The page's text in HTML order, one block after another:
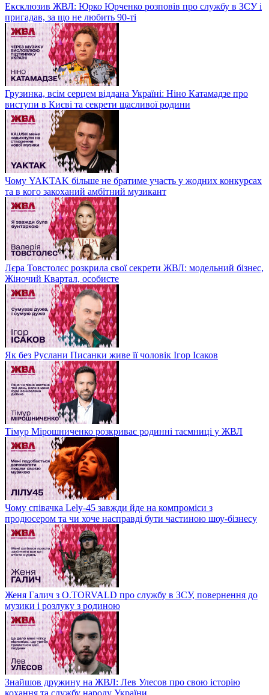
Ексклюзив ЖВЛ: Юрко Юрченко розповів про службу в ЗСУ і
пригадав, за що не любить 90-ті
Грузинка, всім серцем віддана Україні: Ніно Катамадзе про
виступи в Києві та секрети щасливої родини
Чому YAKTAK більше не братиме участь у жодних конкурсах
та в кого закоханий амбітний музикант
Лєра Товстолєс розкрила свої секрети ЖВЛ: модельний бізнес,
Жіночий Квартал, особисте
Як без Руслани Писанки живе її чоловік Ігор Ісаков
Тімур Мірошниченко розкриває родинні таємниці у ЖВЛ
Чому співачка Lely-45 завжди йде на компроміси з
продюсером та чи хоче насправді бути частиною шоу-бізнесу
Женя Галич з O.TORVALD про службу в ЗСУ, повернення до
музики і розлуку з родиною
Знайшов дружину на ЖВЛ: Лев Улесов про свою історію
кохання та службу народу України